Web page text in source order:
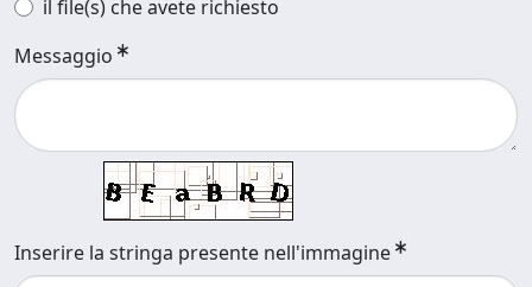
il file(s) che avete richiesto
Messaggio
Inserire la stringa presente nell'immagine